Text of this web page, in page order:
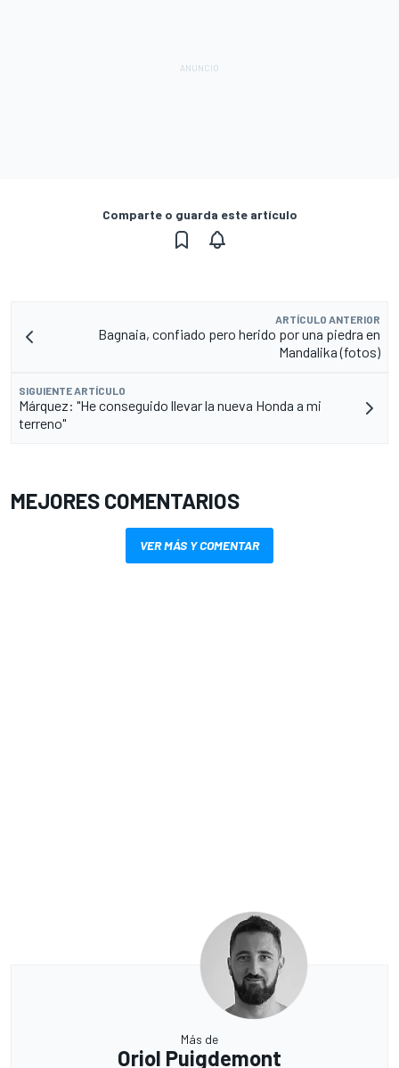
Comparte o guarda este artículo
ARTÍCULO ANTERIOR
Bagnaia, confiado pero herido por una piedra en
Mandalika (fotos)
SIGUIENTE ARTÍCULO
Márquez: "He conseguido llevar la nueva Honda a mi
terreno"
MEJORES COMENTARIOS
VER MÁS Y COMENTAR
Más de
Oriol Puigdemont